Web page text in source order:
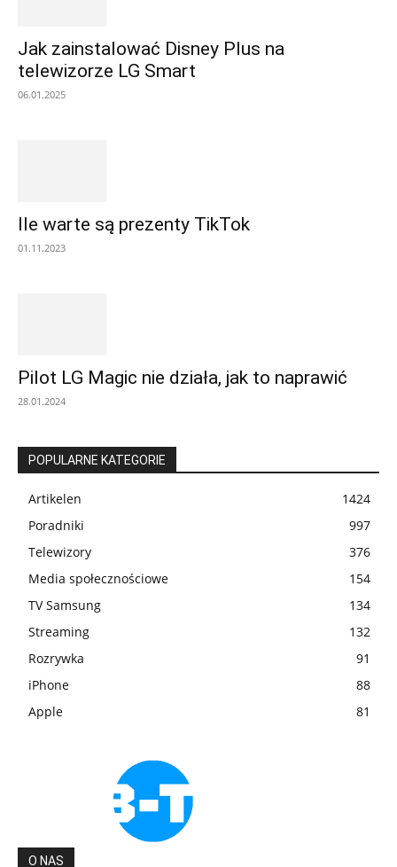
Jak zainstalować Disney Plus na
telewizorze LG Smart
06.01.2025
Ile warte są prezenty TikTok
01.11.2023
Pilot LG Magic nie działa, jak to naprawić
28.01.2024
POPULARNE KATEGORIE
Artikelen
1424
Poradniki
997
Telewizory
376
Media społecznościowe
154
TV Samsung
134
Streaming
132
Rozrywka
91
iPhone
88
Apple
81
O NAS